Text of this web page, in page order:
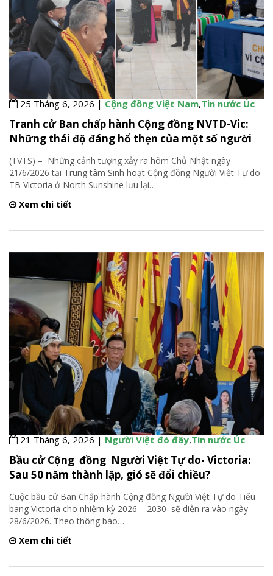
25 Tháng 6, 2026 |Cộng đồng Việt Nam,Tin nước Úc
Tranh cử Ban chấp hành Cộng đồng NVTD-Vic:
Những thái độ đáng hổ thẹn của một số người
(TVTS) – Những cảnh tượng xảy ra hôm Chủ Nhật ngày
21/6/2026 tại Trung tâm Sinh hoạt Cộng đồng Người Việt Tự do
TB Victoria ở North Sunshine lưu lại…
Xem chi tiết
21 Tháng 6, 2026 |Người Việt đó đây,Tin nước Úc
Bầu cử Cộng đồng Người Việt Tự do- Victoria:
Sau 50 năm thành lập, gió sẽ đổi chiều?
Cuộc bầu cử Ban Chấp hành Cộng đồng Người Việt Tự do Tiểu
bang Victoria cho nhiệm kỳ 2026 – 2030 sẽ diễn ra vào ngày
28/6/2026. Theo thông báo…
Xem chi tiết